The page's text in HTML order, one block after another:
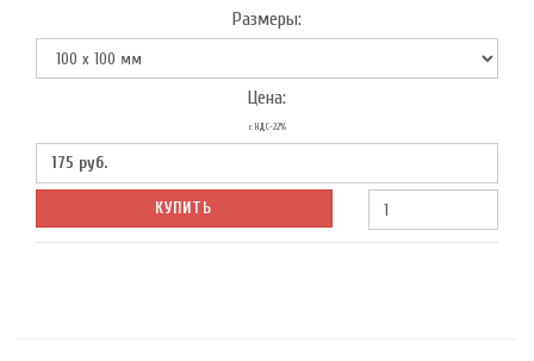
Размеры:
Цена:
с НДС-22%
175 руб.
КУПИТЬ